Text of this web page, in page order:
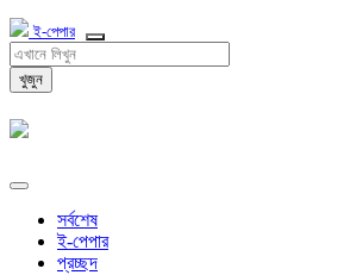
ই-পেপার
খুজুন
সর্বশেষ
ই-পেপার
প্রচ্ছদ